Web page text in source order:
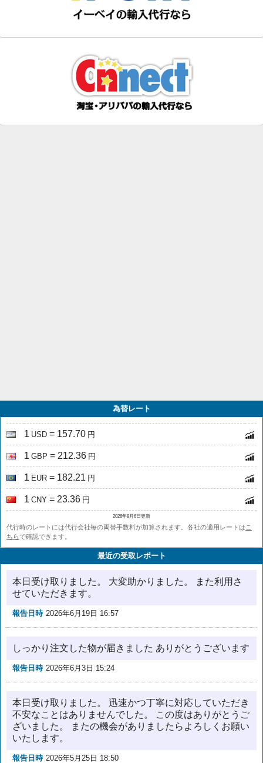
為替レート
1 USD = 157.70 円
1 GBP = 212.36 円
1 EUR = 182.21 円
1 CNY = 23.36 円
2026年8月6日更新
代行時のレートには代行会社毎の両替手数料が加算されます。各社の適用レートは こ
ちらで確認できます。
最近の受取レポート
本日受け取りました。 大変助かりました。 また利用さ
せていただきます。
報告日時 2026年6月19日 16:57
しっかり注文した物が届きました ありがとうございます
報告日時 2026年6月3日 15:24
本日受け取りました。 迅速かつ丁寧に対応していただき
不安なことはありませんでした。 この度はありがとうご
ざいました。 またの機会がありましたらよろしくお願い
いたします。
報告日時 2026年5月25日 18:50